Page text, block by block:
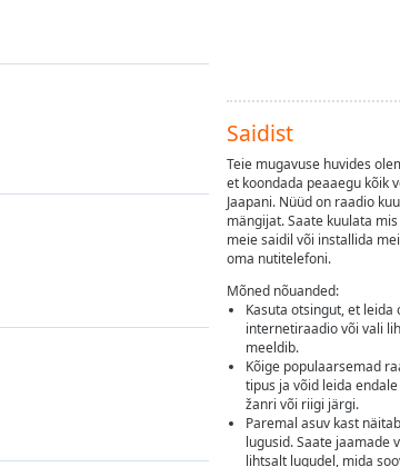
Saidist
Teie mugavuse huvides
et koondada peaaegu kõik
Jaapani. Nüüd on raadio
mängijat. Saate kuulata
meie saidil või installida
oma nutitelefoni.
Mõned nõuanded:
Kasuta otsingut, et leida
internetiraadio või vali
meeldib.
Kõige populaarsemad
tipus ja võid leida
žanri või riigi järgi.
Paremal asuv kast
lugusid. Saate jaamade
lihtsalt lugudel, mida